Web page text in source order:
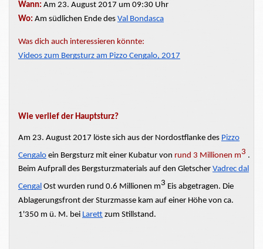
Wann: Am 23. August 2017 um 09:30 Uhr
Wo: Am südlichen Ende des Val Bondasca
Was dich auch interessieren könnte:
Videos zum Bergsturz am Pizzo Cengalo, 2017
Wie verlief der Hauptsturz?
Am 23. August 2017 löste sich aus der Nordostflanke des Pizzo
Cengalo ein Bergsturz mit einer Kubatur von rund 3 Millionen m3 .
Beim Aufprall des Bergsturzmaterials auf den Gletscher Vadrec dal
Cengal Ost wurden rund 0.6 Millionen m3 Eis abgetragen. Die
Ablagerungsfront der Sturzmasse kam auf einer Höhe von ca.
1'350 m ü. M. bei Larett zum Stillstand.